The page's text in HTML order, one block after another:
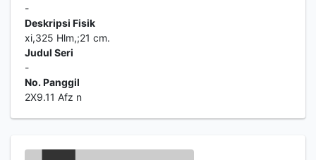
-
Deskripsi Fisik
xi,325 Hlm,;21 cm.
Judul Seri
-
No. Panggil
2X9.11 Afz n